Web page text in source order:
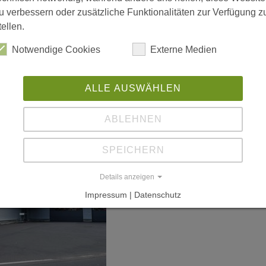
verbessern oder zusätzliche Funktionalitäten zur Verfügung
Notwendige Cookies Externe Medien
ALLE AUSWÄHLEN
ABLEHNEN
SPEICHERN
Details anzeigen
Impressum | Datenschutz